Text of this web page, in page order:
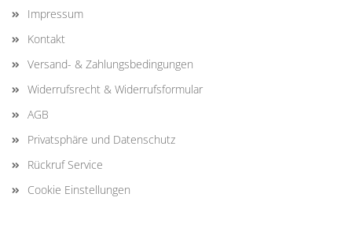
Impressum
Kontakt
Versand- & Zahlungsbedingungen
Widerrufsrecht & Widerrufsformular
AGB
Privatsphäre und Datenschutz
Rückruf Service
Cookie Einstellungen